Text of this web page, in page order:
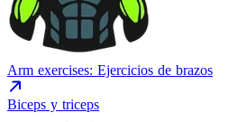
Arm exercises: Ejercicios de brazos
Biceps y triceps